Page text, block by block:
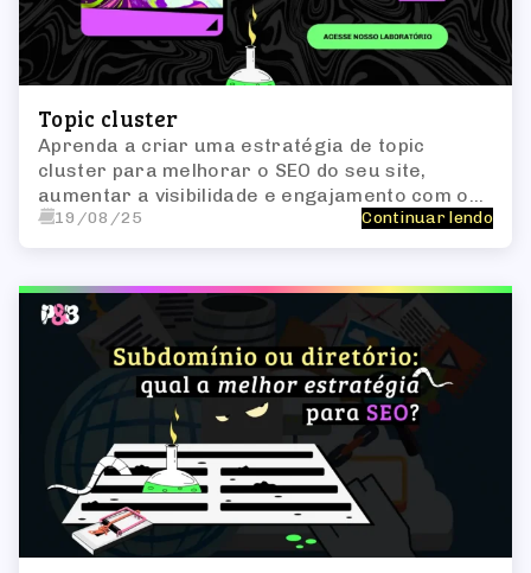
Topic cluster
Aprenda a criar uma estratégia de topic
cluster para melhorar o SEO do seu site,
aumentar a visibilidade e engajamento com o
público.
19/08/25 Continuar lendo